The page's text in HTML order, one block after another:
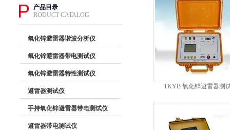
P
产品目录
RODUCT CATALOG
氧化锌避雷器谐波分析仪
氧化锌避雷器带电测试仪
氧化锌避雷器特性测试仪
避雷器测试仪
手持氧化锌避雷器带电测试仪
避雷器带电测试仪
TKYB 氧化锌避雷器测